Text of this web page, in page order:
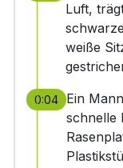
Luft,
weiße
0:04 Ein
schnelle